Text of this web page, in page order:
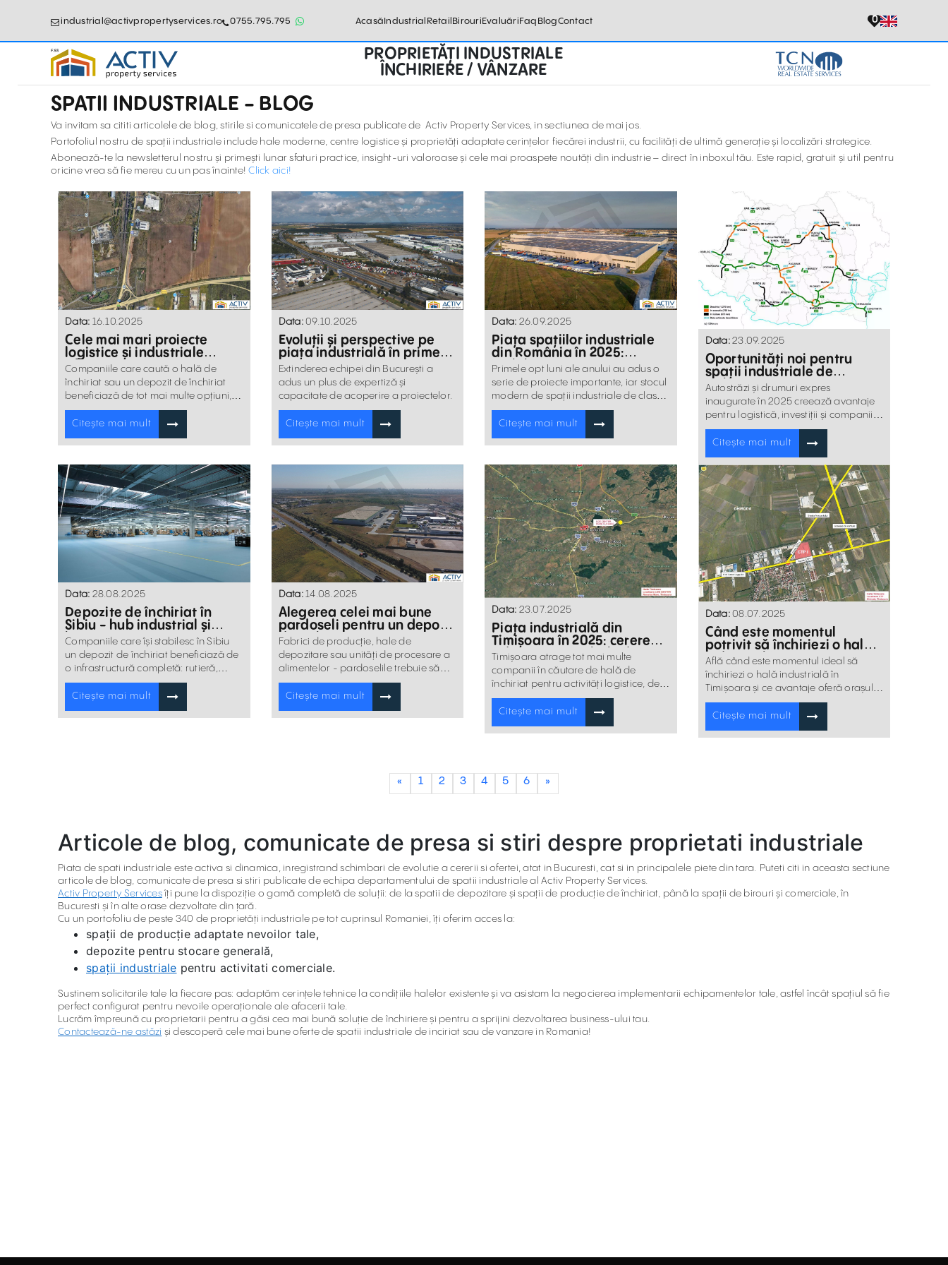
industrial@activpropertyservices.ro 0755.795.795 AcasăIndustrial RetailBirouriEvaluăriFaq BlogContact 0
PROPRIETĂȚI INDUSTRIALE
ÎNCHIRIERE / VÂNZARE
SPATII INDUSTRIALE - BLOG
Va invitam sa cititi articolele de blog, stirile si comunicatele de presa publicate de Activ Property Services, in sectiunea de mai jos.
Portofoliul nostru de spații industriale include hale moderne, centre logistice și proprietăți adaptate cerințelor fiecărei industrii, cu facilități de ultimă generație și localizări strategice.
Abonează-te la newsletterul nostru și primești lunar sfaturi practice, insight-uri valoroase și cele mai proaspete noutăți din industrie – direct în inboxul tău. Este rapid, gratuit și util pentru
oricine vrea să fie mereu cu un pas înainte!Click aici!
Data: 16.10.2025
Cele mai mari proiecte
logistice și industriale
aflate în construcție în
România
Companiile care caută o hală de
închiriat sau un depozit de închiriat
beneficiază de tot mai multe opțiuni,
atât în București, cât și în marile orașe
regionale.
Citește mai mult
Data:09.10.2025
Evoluții și perspective pe
piața industrială în primele
3 trimestre
Extinderea echipei din București a
adus un plus de expertiză și
capacitate de acoperire a proiectelor.
Citește mai mult
Data: 26.09.2025
Piața spațiilor industriale
din România în 2025:
stabilitate și noi
oportunități pentru
companii
Primele opt luni ale anului au adus o
serie de proiecte importante, iar stocul
modern de spații industriale de clasa
A a depășit pragul de 7,96 milioane
mp.
Citește mai mult
Data:23.09.2025
Oportunități noi pentru
spații industriale de
închiriat - investiții și
dezvoltare industrială
Autostrăzi și drumuri expres
inaugurate în 2025 creează avantaje
pentru logistică, investiții și companii
care caută spațiu industrial de
închiriat.
Citește mai mult
Data: 28.08.2025
Depozite de închiriat în
Sibiu - hub industrial și
logistic
Companiile care își stabilesc în Sibiu
un depozit de închiriat beneficiază de
o infrastructură completă: rutieră,
feroviară și aeriană.
Citește mai mult
Data:14.08.2025
Alegerea celei mai bune
pardoseli pentru un depozit
de închiriat
Fabrici de producție, hale de
depozitare sau unități de procesare a
alimentelor - pardoselile trebuie să
facă față unor provocări intense.
Citește mai mult
Data: 23.07.2025
Piața industrială din
Timișoara în 2025: cerere
ridicată pentru hale de
închiriat și spații de
depozitare moderne
Timișoara atrage tot mai multe
companii în căutare de hală de
închiriat pentru activități logistice, de
producție și distribuție.
Citește mai mult
Data:08.07.2025
Când este momentul
potrivit să închiriezi o hală
industrială în Timișoara?
Află când este momentul ideal să
închiriezi o hală industrială în
Timișoara și ce avantaje oferă orașul
pentru logistică, producție și
depozitare.
Citește mai mult
« 1 2 3 4 5 6 »
Articole de blog, comunicate de presa si stiri despre proprietati industriale
Piata de spati industriale este activa si dinamica, inregistrand schimbari de evolutie a cererii si ofertei, atat in Bucuresti, cat si in principalele piete din tara. Puteti citi in aceasta sectiune
articole de blog, comunicate de presa si stiri publicate de echipa departamentului de spatii industriale al Activ Property Services.
Activ Property Servicesîți pune la dispoziție o gamă completă de soluții: de la spatii de depozitare și spații de producție de închiriat, până la spații de birouri și comerciale, în
Bucuresti și în alte orase dezvoltate din țară.
Cu un portofoliu de peste 340 de proprietăți industriale pe tot cuprinsul Romaniei, îți oferim acces la:
spații de producție adaptate nevoilor tale,
depozite pentru stocare generală,
spații industriale pentru activitati comerciale.
Sustinem solicitarile tale la fiecare pas: adaptăm cerințele tehnice la condițiile halelor existente și va asistam la negocierea implementarii echipamentelor tale, astfel încât spațiul să fie
perfect configurat pentru nevoile operaționale ale afacerii tale.
Lucrăm împreună cu proprietarii pentru a găsi cea mai bună soluție de închiriere și pentru a sprijini dezvoltarea business-ului tau.
Contactează-ne astăzi și descoperă cele mai bune oferte de spatii industriale de inciriat sau de vanzare in Romania!